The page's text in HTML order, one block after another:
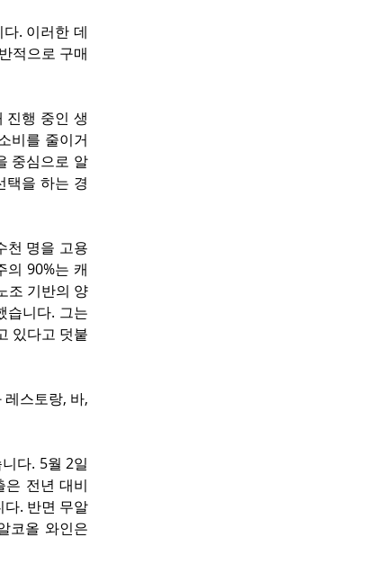
. 이러한 데
적으로 구매
진행 중인 생
비를 줄이거
중심으로 알
택을 하는 경
천 명을 고용
의 90%는 캐
조 기반의 양
습니다. 그는
있다고 덧붙
스토랑, 바,
다. 5월 2일
은 전년 대비
다. 반면 무알
코올 와인은